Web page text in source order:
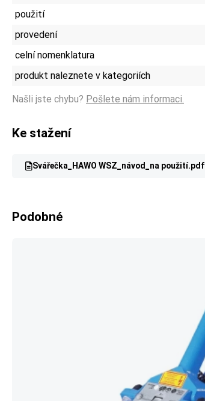
použití
provedení
celní nomenklatura
produkt naleznete v kategoriích
Našli jste chybu? Pošlete nám informaci.
Ke stažení
Svářečka_HAWO WSZ_návod_na použití.pdf
Podobné